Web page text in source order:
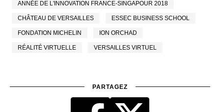
ANNÉE DE L'INNOVATION FRANCE-SINGAPOUR 2018
CHÂTEAU DE VERSAILLES ESSEC BUSINESS SCHOOL
FONDATION MICHELIN ION ORCHAD
RÉALITÉ VIRTUELLE VERSAILLES VIRTUEL
PARTAGEZ